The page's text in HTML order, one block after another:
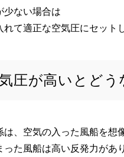
少ない場合は
て適正な空気圧にセット
圧が高いとどう
、空気の入った風船を想
た風船は高い反発力があ